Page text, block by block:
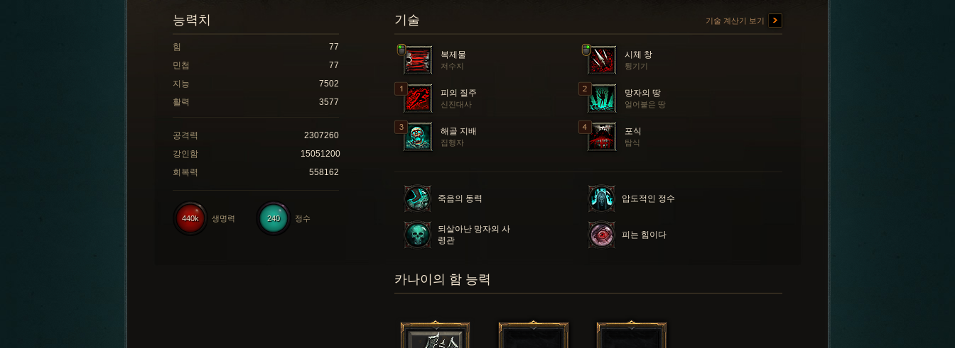
기술 기술 계산기 보기
복제물
저수지
시체 창
튕기기
피의 질주
신진대사
망자의 땅
얼어붙은 땅
해골 지배
집행자
포식
탐식
죽음의 동력 압도적인 정수
되살아난 망자의 사
령관
피는 힘이다
능력치
힘
77
민첩
77
지능
7502
활력
3577
공격력
2307260
강인함
15051200
회복력
558162
240 정수
440k 생명력
카나이의 함 능력